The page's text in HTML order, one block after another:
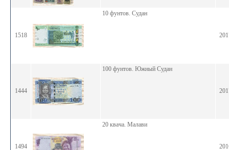
1518
10 фунтов. Судан
1444
100 фунтов. Южный Судан
1494
20 квача. Малави